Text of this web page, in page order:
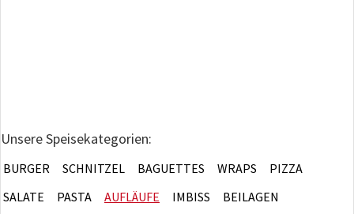
Unsere Speisekategorien:
BURGER SCHNITZEL BAGUETTES WRAPS
PIZZA
SALATE
PASTA AUFLÄUFE IMBISS
BEILAGEN